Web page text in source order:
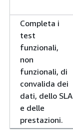
Completa i
test
funzionali,
non
funzionali, di
convalida dei
dati, dello SLA
e delle
prestazioni.